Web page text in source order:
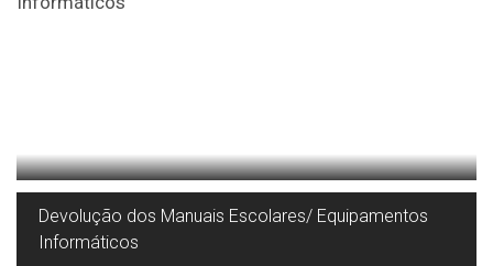
Devolução dos Manuais Escolares/ Equipamentos
Informáticos